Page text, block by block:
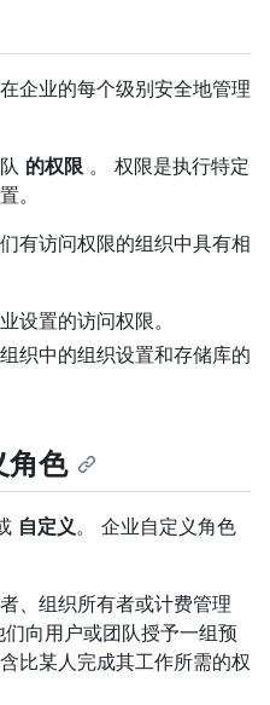
企业的每个级别安全地管理
的权限 。 权限是执行特定
。
有访问权限的组织中具有相
设置的访问权限。
织中的组织设置和存储库的
角色
自定义。 企业自定义角色
、组织所有者或计费管理
向用户或团队授予一组预
比某人完成其工作所需的权